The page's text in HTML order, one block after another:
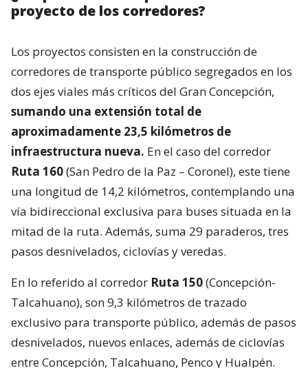
proyecto de los corredores?
Los proyectos consisten en la construcción de
corredores de transporte público segregados en los
dos ejes viales más críticos del Gran Concepción,
sumando una extensión total de
aproximadamente 23,5 kilómetros de
infraestructura nueva. En el caso del corredor
Ruta 160(San Pedro de la Paz – Coronel), este tiene
una longitud de 14,2 kilómetros, contemplando una
vía bidireccional exclusiva para buses situada en la
mitad de la ruta. Además, suma 29 paraderos, tres
pasos desnivelados, ciclovías y veredas.
En lo referido al corredor Ruta 150(Concepción-
Talcahuano), son 9,3 kilómetros de trazado
exclusivo para transporte público, además de pasos
desnivelados, nuevos enlaces, además de ciclovías
entre Concepción, Talcahuano, Penco y Hualpén.